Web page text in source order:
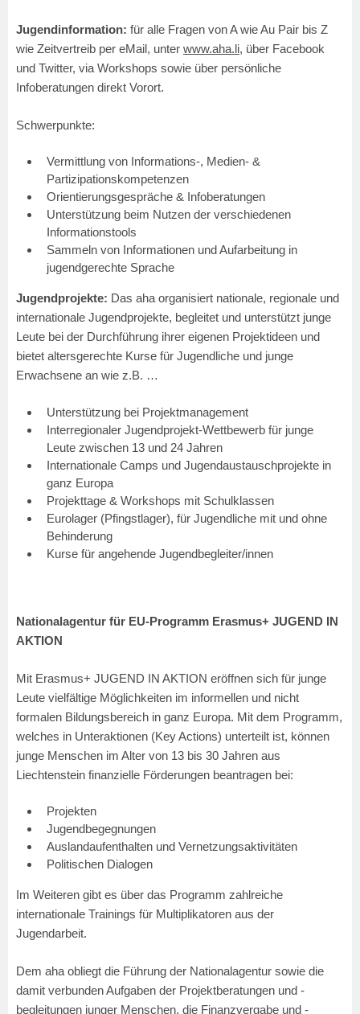
Jugendinformation: für alle Fragen von A wie Au Pair bis Z
wie Zeitvertreib per eMail, unter www.aha.li, über Facebook
und Twitter, via Workshops sowie über persönliche
Infoberatungen direkt Vorort.
Schwerpunkte:
Vermittlung von Informations-, Medien- &
Partizipationskompetenzen
Orientierungsgespräche & Infoberatungen
Unterstützung beim Nutzen der verschiedenen
Informationstools
Sammeln von Informationen und Aufarbeitung in
jugendgerechte Sprache
Jugendprojekte: Das aha organisiert nationale, regionale und
internationale Jugendprojekte, begleitet und unterstützt junge
Leute bei der Durchführung ihrer eigenen Projektideen und
bietet altersgerechte Kurse für Jugendliche und junge
Erwachsene an wie z.B. …
Unterstützung bei Projektmanagement
Interregionaler Jugendprojekt-Wettbewerb für junge
Leute zwischen 13 und 24 Jahren
Internationale Camps und Jugendaustauschprojekte in
ganz Europa
Projekttage & Workshops mit Schulklassen
Eurolager (Pfingstlager), für Jugendliche mit und ohne
Behinderung
Kurse für angehende Jugendbegleiter/innen
Nationalagentur für EU-Programm Erasmus+ JUGEND IN
AKTION
Mit Erasmus+ JUGEND IN AKTION eröffnen sich für junge
Leute vielfältige Möglichkeiten im informellen und nicht
formalen Bildungsbereich in ganz Europa. Mit dem Programm,
welches in Unteraktionen (Key Actions) unterteilt ist, können
junge Menschen im Alter von 13 bis 30 Jahren aus
Liechtenstein finanzielle Förderungen beantragen bei:
Projekten
Jugendbegegnungen
Auslandaufenthalten und Vernetzungsaktivitäten
Politischen Dialogen
Im Weiteren gibt es über das Programm zahlreiche
internationale Trainings für Multiplikatoren aus der
Jugendarbeit.
Dem aha obliegt die Führung der Nationalagentur sowie die
damit verbunden Aufgaben der Projektberatungen und -
begleitungen junger Menschen, die Finanzvergabe und -